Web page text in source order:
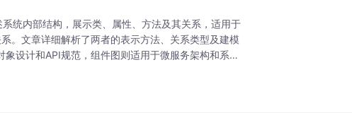
统内部结构，展示类、属性、方法及其关系，适用于
。文章详细解析了两者的表示方法、关系类型及建模
设计和API规范，组件图则适用于微服务架构和系统